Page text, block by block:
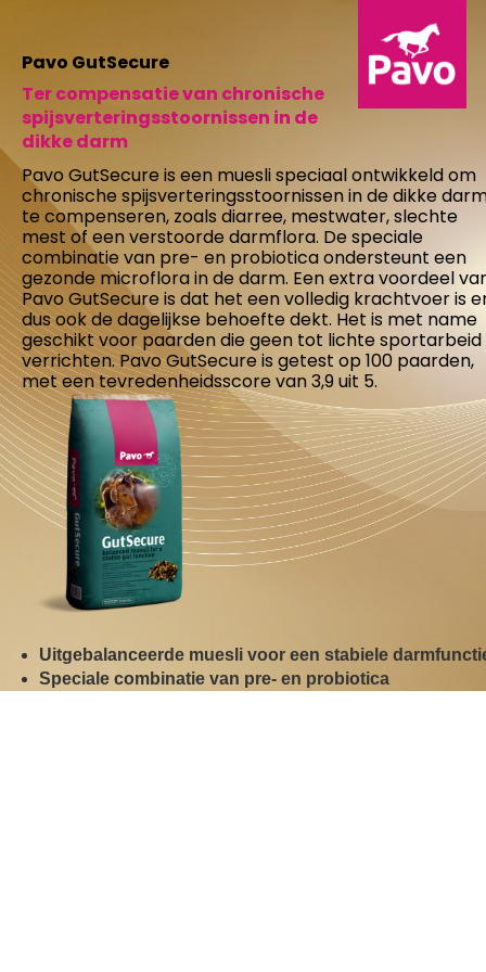
Pavo GutSecure
Ter compensatie van chronische
spijsverteringsstoornissen in de
dikke darm
Pavo GutSecure is een muesli speciaal ontwikkeld om
chronische spijsverteringsstoornissen in de dikke
te compenseren, zoals diarree, mestwater, slechte
mest of een verstoorde darmflora. De speciale
combinatie van pre- en probiotica ondersteunt een
gezonde microflora in de darm. Een extra voordeel
Pavo GutSecure is dat het een volledig krachtvoer is
dus ook de dagelijkse behoefte dekt. Het is met name
geschikt voor paarden die geen tot lichte sportarbeid
verrichten. Pavo GutSecure is getest op 100 paarden,
met een tevredenheidsscore van 3,9 uit 5.
Uitgebalanceerde muesli voor een stabiele
Speciale combinatie van pre- en probiotica